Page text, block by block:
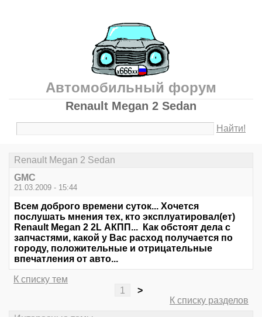
Автомобильный форум
Renault Megan 2 Sedan
Найти!
Renault Megan 2 Sedan
GMC
21.03.2009 - 15:44
Всем доброго времени суток... Хочется
послушать мнения тех, кто эксплуатировал(ет)
Renault Megan 2 2L АКПП... Как обстоят дела с
запчастями, какой у Вас расход получается по
городу, положительные и отрицательные
впечатления от авто...
К списку тем
1
>
К списку разделов